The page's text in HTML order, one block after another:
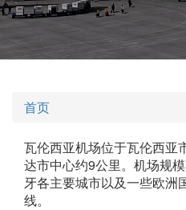
首页
瓦伦西亚机场位于瓦伦西亚
达市中心约9公里。机场规
牙各主要城市以及一些欧洲
线。